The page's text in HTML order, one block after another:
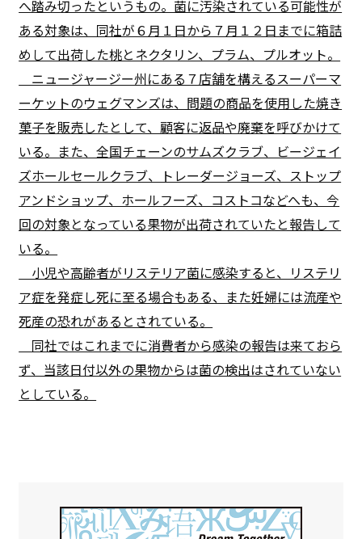
へ踏み切ったというもの。菌に汚染されている可能性が
ある対象は、同社が６月１日から７月１２日までに箱詰
めして出荷した桃とネクタリン、プラム、プルオット。
ニュージャージー州にある７店舗を構えるスーパーマ
ーケットのウェグマンズは、問題の商品を使用した焼き
菓子を販売したとして、顧客に返品や廃棄を呼びかけて
いる。また、全国チェーンのサムズクラブ、ビージェイ
ズホールセールクラブ、トレーダージョーズ、ストップ
アンドショップ、ホールフーズ、コストコなどへも、今
回の対象となっている果物が出荷されていたと報告して
いる。
小児や高齢者がリステリア菌に感染すると、リステリ
ア症を発症し死に至る場合もある、また妊婦には流産や
死産の恐れがあるとされている。
同社ではこれまでに消費者から感染の報告は来ておら
ず、当該日付以外の果物からは菌の検出はされていない
としている。